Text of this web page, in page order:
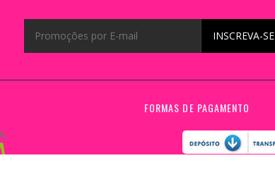
INSCREVA-SE
FORMAS DE PAGAMENTO